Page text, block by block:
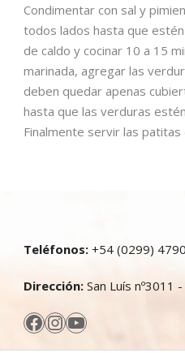
Condimentar con sal y
todos lados hasta que
de caldo y cocinar 10 a 15
marinada, agregar las
deben quedar apenas
hasta que las verduras
Finalmente servir las
Teléfonos: +54 (0299)
Dirección: San Luís nº3011
Facebook
Instagram
YouTube